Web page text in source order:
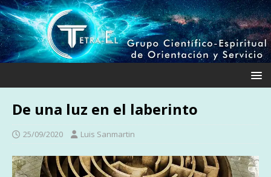
De una luz en el laberinto
25/09/2020 Luis Sanmartin